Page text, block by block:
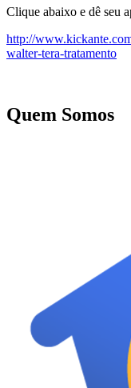
Clique abaixo e dê seu
http://
walter-tera-tratamento
Quem Somos